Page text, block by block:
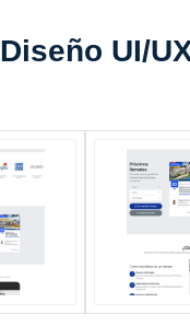
Diseño UI/